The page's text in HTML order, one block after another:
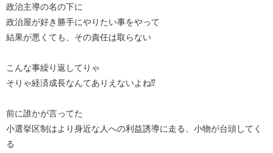
政治主導の名の下に
政治屋が好き勝手にやりたい事をやって
結果が悪くても、その責任は取らない
こんな事繰り返してりゃ
そりゃ経済成長なんてありえないよね⁉︎
前に誰かが言ってた
小選挙区制はより身近な人への利益誘導に走る、小物が台頭してく
る